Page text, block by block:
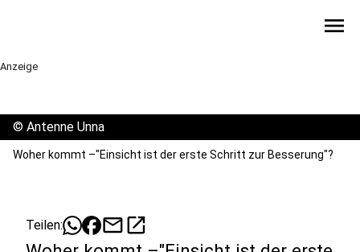
menu
Anzeige
© Antenne Unna
Woher kommt –"Einsicht ist der erste Schritt zur Besserung"?
Teilen: mailopen_in_new